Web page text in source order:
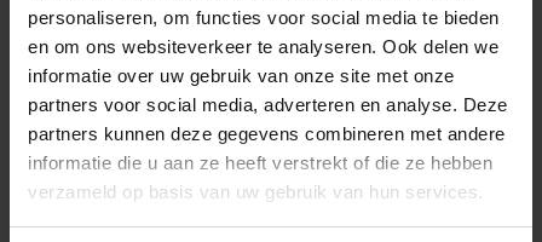
personaliseren, om functies voor social media te bieden
en om ons websiteverkeer te analyseren. Ook delen we
informatie over uw gebruik van onze site met onze
partners voor social media, adverteren en analyse. Deze
partners kunnen deze gegevens combineren met andere
informatie die u aan ze heeft verstrekt of die ze hebben
verzameld op basis van uw gebruik van hun services.
Cawo Balance Sauna
Saunalaken 80x200
natur
€54,95